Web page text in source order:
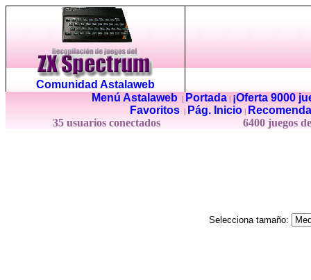
Comunidad Astalaweb
Menú Astalaweb| Portada|
¡Oferta 9000
Favoritos
Pág. Inicio
35 usuarios conectados
6400 juegos
Selecciona tamaño: